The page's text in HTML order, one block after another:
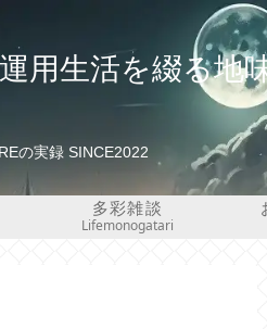
用生活を綴る地
の実録 SINCE2022
多彩雑談
Lifemonogatari